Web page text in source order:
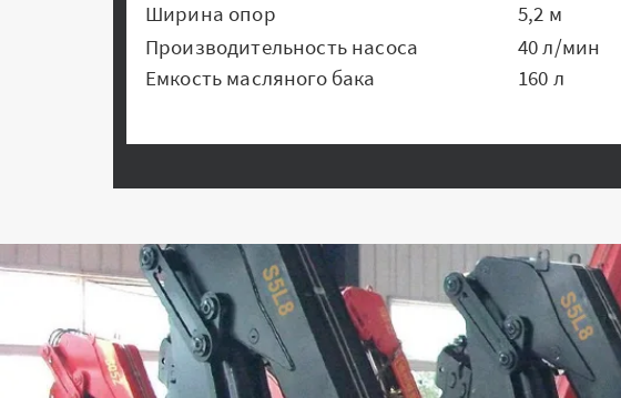
Ширина опор
5,2 м
Производительность насоса
Емкость масляного бака
40 л/мин
160 л